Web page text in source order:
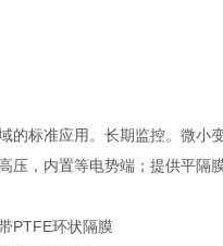
的标准应用。长期监控。微小
压，内置等电势端；提供平隔
PTFE环状隔膜